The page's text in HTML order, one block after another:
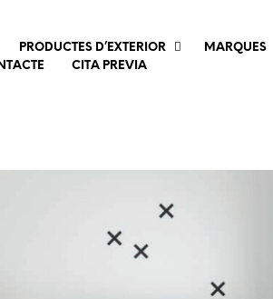
PRODUCTES D’EXTERIOR MARQUES
CITA PREVIA